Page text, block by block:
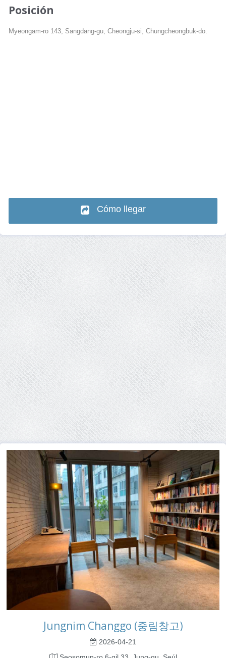
Posición
Myeongam-ro 143, Sangdang-gu, Cheongju-si, Chungcheongbuk-do.
Cómo llegar
Jungnim Changgo (중림창고)
2026-04-21